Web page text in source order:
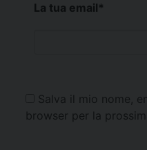
La tua email*
Salva il mio nome,
browser per la